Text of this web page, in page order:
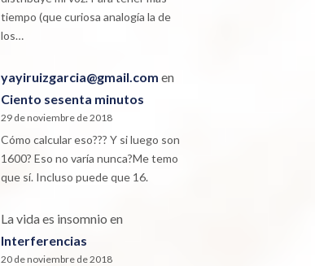
tiempo (que curiosa analogía la de
los…
yayiruizgarcia@gmail.com en
Ciento sesenta minutos
29 de noviembre de 2018
Cómo calcular eso??? Y si luego son
1600? Eso no varía nunca?Me temo
que sí. Incluso puede que 16.
La vida es insomnio en
Interferencias
20 de noviembre de 2018